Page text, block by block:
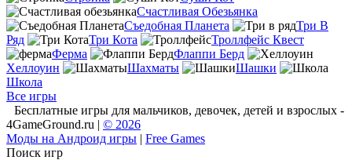
Счастливая Обезьянка
Съедобная Планета
Три В
Ряд
Три Кота
Троллфейс Квест
Ферма
Флаппи Берд
Хеллоуин
Шахматы
Шашки
Школа
Все игры
Бесплатные игры для мальчиков, девочек, детей и взрослых -
4GameGround.ru | © 2026
Моды на Андроид игры | Free Games
Поиск игр